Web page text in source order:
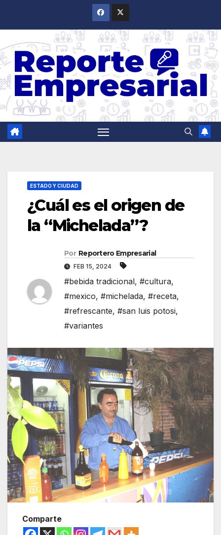
ESTADO Y CIUDAD
¿Cuál es el origen de
la “Michelada”?
Por Reportero Empresarial
FEB 15, 2024
#bebida tradicional, #cultura,
#mexico, #michelada, #receta,
#refrescante, #san luis potosi,
#variantes
Comparte